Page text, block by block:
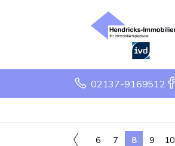
02137-9169512
6 7 8 9 10